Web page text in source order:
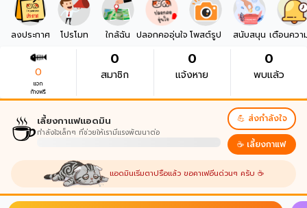
ลงประกาศ โปรโมท ใกล้ฉัน ปลอกคออุ่นใจ โพสต์รูป สนับสนุน เตือนควา
0
แจก
ก้างฟรี
0
สมาชิก
0
แจ้งหาย
0
พบแล้ว
☕เลี้ยงกาแฟแอดมิน
กำลังใจเล็กๆ ที่ช่วยให้เรามีแรงพัฒนาต่อ
💪 ส่งกำลังใจ
☕ เลี้ยงกาแฟ
แอดมินเริ่มตาปรือแล้ว ขอคาเฟอีนด่วนๆ ครับ ☕